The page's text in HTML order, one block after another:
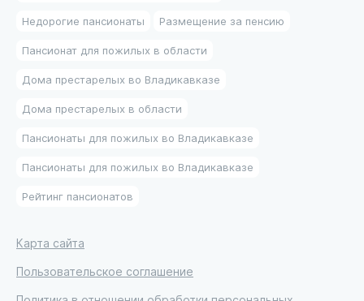
Недорогие пансионаты Размещение за пенсию
Пансионат для пожилых в области
Дома престарелых во Владикавказе
Дома престарелых в области
Пансионаты для пожилых во Владикавказе
Пансионаты для пожилых во Владикавказе
Рейтинг пансионатов
Карта сайта
Пользовательское соглашение